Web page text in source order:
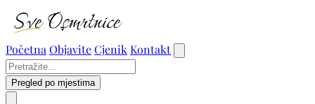
Početna ObjaviteCjenik Kontakt
Pregled po mjestima